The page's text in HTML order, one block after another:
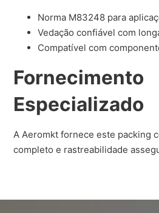
Norma M83248 para
Vedação confiável com
Compatível com
Fornecimento
Especializado
A Aeromkt fornece este packing
completo e rastreabilidade